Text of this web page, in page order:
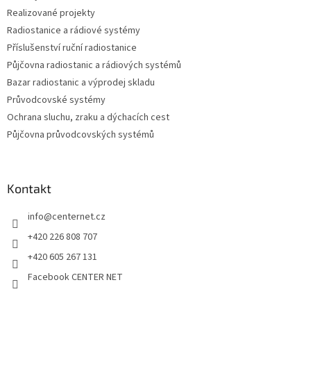
Realizované projekty
Radiostanice a rádiové systémy
Příslušenství ruční radiostanice
Půjčovna radiostanic a rádiových systémů
Bazar radiostanic a výprodej skladu
Průvodcovské systémy
Ochrana sluchu, zraku a dýchacích cest
Půjčovna průvodcovských systémů
Kontakt
info@centernet.cz
+420 226 808 707
+420 605 267 131
Facebook CENTER NET